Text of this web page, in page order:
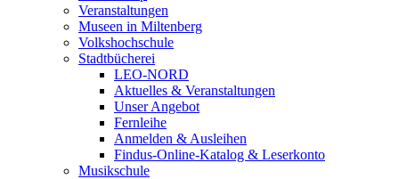
Veranstaltungen
Museen in Miltenberg
Volkshochschule
Stadtbücherei
LEO-NORD
Aktuelles & Veranstaltungen
Unser Angebot
Fernleihe
Anmelden & Ausleihen
Findus-Online-Katalog & Leserkonto
Musikschule